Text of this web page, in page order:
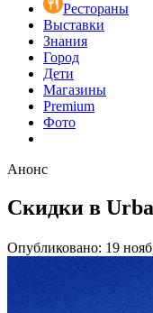
Рестораны
Выставки
Знания
Город
Дети
Магазины
Premium
Фото
Анонс
Скидки в
Опубликовано: 19